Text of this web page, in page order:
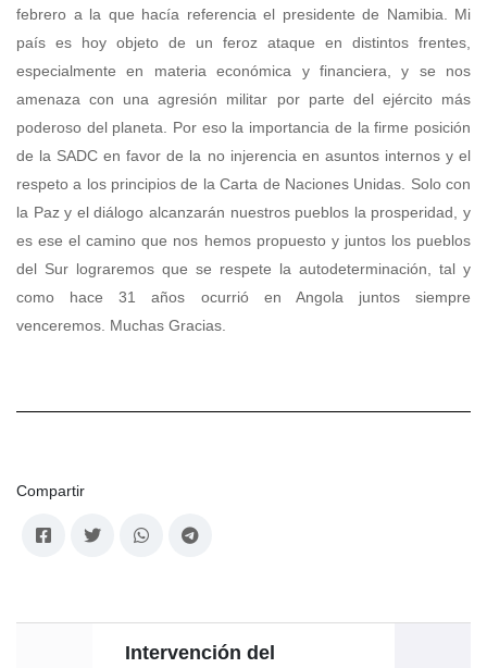
febrero a la que hacía referencia el presidente de Namibia. Mi
país es hoy objeto de un feroz ataque en distintos frentes,
especialmente en materia económica y financiera, y se nos
amenaza con una agresión militar por parte del ejército más
poderoso del planeta. Por eso la importancia de la firme posición
de la SADC en favor de la no injerencia en asuntos internos y el
respeto a los principios de la Carta de Naciones Unidas. Solo con
la Paz y el diálogo alcanzarán nuestros pueblos la prosperidad, y
es ese el camino que nos hemos propuesto y juntos los pueblos
del Sur lograremos que se respete la autodeterminación, tal y
como hace 31 años ocurrió en Angola juntos siempre
venceremos. Muchas Gracias.
Compartir
Intervención del